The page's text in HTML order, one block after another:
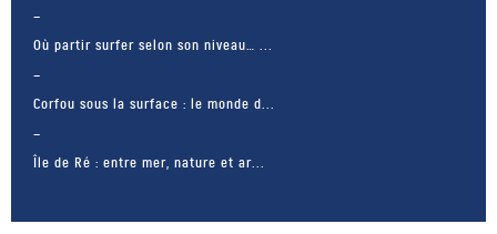
Où partir surfer selon son niveau… ...
Corfou sous la surface : le monde d...
Île de Ré : entre mer, nature et ar...